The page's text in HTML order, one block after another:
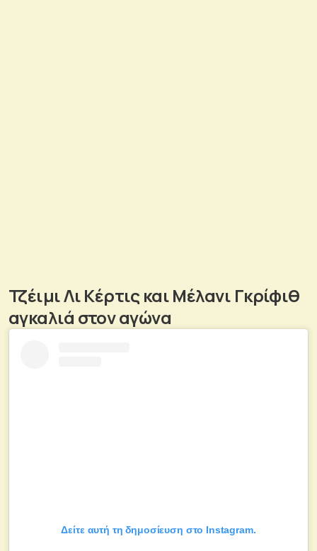
Τζέιμι Λι Κέρτις και Μέλανι Γκρίφιθ
αγκαλιά στον αγώνα
Δείτε αυτή τη δημοσίευση στο Instagram.